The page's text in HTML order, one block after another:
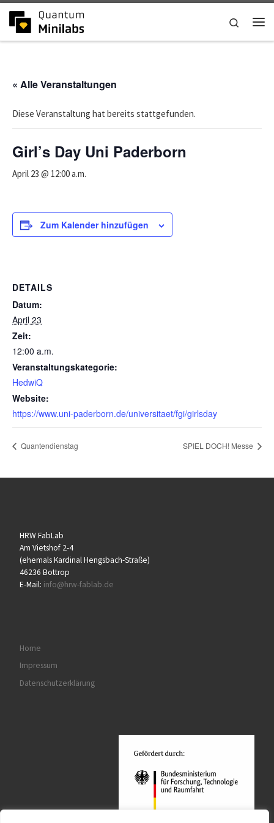
Zum Inhalt springen
Search
« Alle Veranstaltungen
Diese Veranstaltung hat bereits stattgefunden.
Girl’s Day Uni Paderborn
April 23 @ 12:00 a.m.
Zum Kalender hinzufügen
DETAILS
Datum:
April 23
Zeit:
12:00 a.m.
Veranstaltungskategorie:
HedwiQ
Website:
https://www.uni-paderborn.de/universitaet/fgi/girlsday
Quantendienstag SPIEL DOCH! Messe
HRW FabLab
Am Vietshof 2-4
(ehemals Kardinal Hengsbach-Straße)
46236 Bottrop
E-Mail: info@hrw-fablab.de
Home
Impressum
Datenschutzerklärung